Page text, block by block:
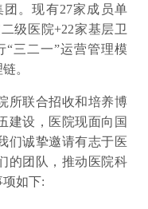
。现有27家成员单
级医院+22家基层卫
三二一”运营管理模
。
所联合招收和培养博
建设，医院现面向国
们诚挚邀请有志于医
的团队，推动医院科
如下: